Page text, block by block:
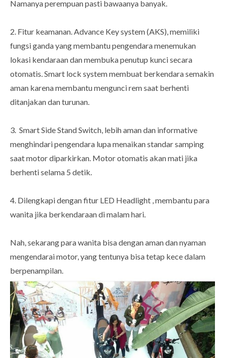
Namanya perempuan pasti bawaanya banyak.
2. Fitur keamanan. Advance Key system (AKS), memiliki
fungsi ganda yang membantu pengendara menemukan
lokasi kendaraan dan membuka penutup kunci secara
otomatis. Smart lock system membuat berkendara semakin
aman karena membantu mengunci rem saat berhenti
ditanjakan dan turunan.
3. Smart Side Stand Switch, lebih aman dan informative
menghindari pengendara lupa menaikan standar samping
saat motor diparkirkan. Motor otomatis akan mati jika
berhenti selama 5 detik.
4. Dilengkapi dengan fitur LED Headlight , membantu para
wanita jika berkendaraan di malam hari.
Nah, sekarang para wanita bisa dengan aman dan nyaman
mengendarai motor, yang tentunya bisa tetap kece dalam
berpenampilan.